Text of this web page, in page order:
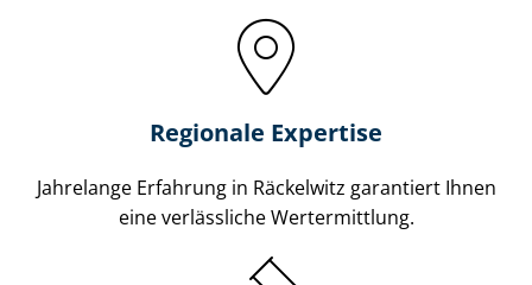
Regionale Expertise
Jahrelange Erfahrung in Räckelwitz garantiert Ihnen
eine verlässliche Wertermittlung.